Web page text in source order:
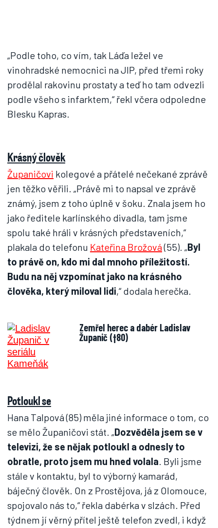
„Podle toho, co vím, tak Láďa ležel ve
vinohradské nemocnici na JIP, před třemi roky
prodělal rakovinu prostaty a teď ho tam odvezli
podle všeho s infarktem,“ řekl včera odpoledne
Blesku Kapras.
Krásný člověk
Županičovi kolegové a přátelé nečekané zprávě
jen těžko věřili. „Právě mi to napsal ve zprávě
známý, jsem z toho úplně v šoku. Znala jsem ho
jako ředitele karlínského divadla, tam jsme
spolu také hráli v krásných představeních,“
plakala do telefonu Kateřina Brožová(55). „Byl
to právě on, kdo mi dal mnoho příležitostí.
Budu na něj vzpomínat jako na krásného
člověka, který miloval lidi,“ dodala herečka.
Zemřel herec a dabér Ladislav
Županič (†80)
Potloukl se
Hana Talpová (85) měla jiné informace o tom, co
se mělo Županičovi stát. „Dozvěděla jsem se v
televizi, že se nějak potloukl a odnesly to
obratle, proto jsem mu hned volala. Byli jsme
stále v kontaktu, byl to výborný kamarád,
báječný člověk. On z Prostějova, já z Olomouce,
spojovalo nás to,“ řekla dabérka v slzách. Před
týdnem jí věrný přítel ještě telefon zvedl, i když